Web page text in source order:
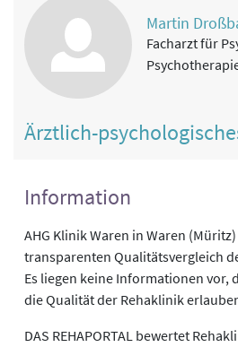
Martin
Facharzt für
Ärztlich-
Information
AHG Klinik Waren in Waren
transparenten Qualitätsvergleich
Es liegen keine Informationen vor,
die Qualität der Rehaklinik
DAS REHAPORTAL bewertet